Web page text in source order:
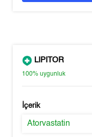
LIPITOR
100%uygunluk
İçerik
Atorvastatin